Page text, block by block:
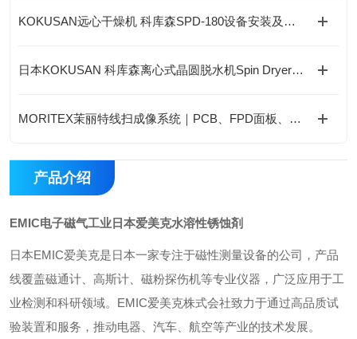
KOKUSAN远心干燥机 科库森SPD-180设备安装及操作维保注意事项
日本KOKUSAN 科库森离心式晶圆脱水机Spin Dryer工作原理
MORITEX茉丽特线扫成像系统｜PCB、FPD面板、光学玻璃高精度工业检测应用
产品介绍
EMIC电子磁气工业日本爱美克水溶性锈蚀剤
日本EMIC爱美克是日本一家专注于磁性测量设备的公司，产品
线覆盖磁通计、高斯计、磁粉探伤机等专业仪器，广泛应用于工
业检测和科研领域。EMIC爱美克株式会社致力于通过高品质试
验装置和服务，推动电器、汽车、航空等产业的技术发展。